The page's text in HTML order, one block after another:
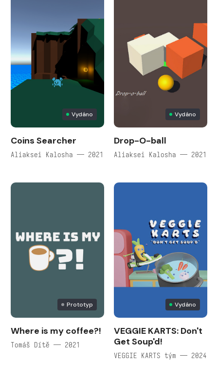
Vydáno
Coins Searcher
Aliaksei Kalosha — 2021
Vydáno
Drop-O-ball
Aliaksei Kalosha — 2021
Prototyp
Where is my coffee?!
Tomáš Dítě — 2021
Vydáno
VEGGIE KARTS: Don't
Get Soup'd!
VEGGIE KARTS tým — 2024